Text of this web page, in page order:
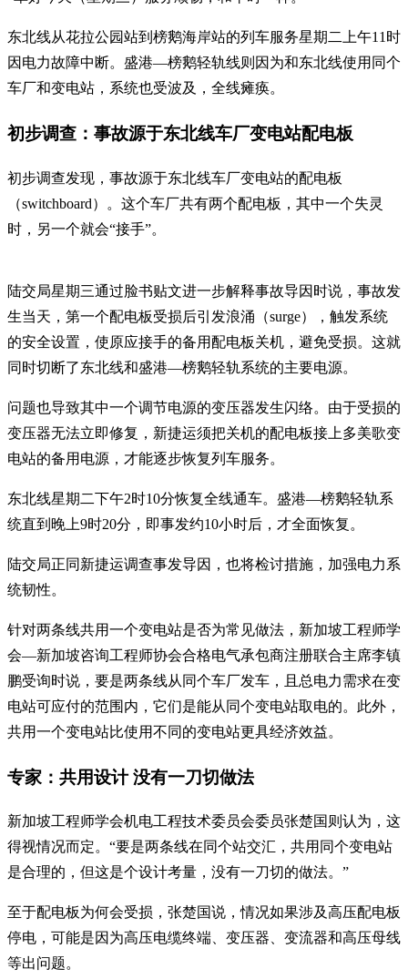
东北线从花拉公园站到榜鹅海岸站的列车服务星期二上午11时
因电力故障中断。盛港—榜鹅轻轨线则因为和东北线使用同个
车厂和变电站，系统也受波及，全线瘫痪。
初步调查：事故源于东北线车厂变电站配电板
初步调查发现，事故源于东北线车厂变电站的配电板
（switchboard）。这个车厂共有两个配电板，其中一个失灵
时，另一个就会“接手”。
陆交局星期三通过脸书贴文进一步解释事故导因时说，事故发
生当天，第一个配电板受损后引发浪涌（surge），触发系统
的安全设置，使原应接手的备用配电板关机，避免受损。这就
同时切断了东北线和盛港—榜鹅轻轨系统的主要电源。
问题也导致其中一个调节电源的变压器发生闪络。由于受损的
变压器无法立即修复，新捷运须把关机的配电板接上多美歌变
电站的备用电源，才能逐步恢复列车服务。
东北线星期二下午2时10分恢复全线通车。盛港—榜鹅轻轨系
统直到晚上9时20分，即事发约10小时后，才全面恢复。
陆交局正同新捷运调查事发导因，也将检讨措施，加强电力系
统韧性。
针对两条线共用一个变电站是否为常见做法，新加坡工程师学
会—新加坡咨询工程师协会合格电气承包商注册联合主席李镇
鹏受询时说，要是两条线从同个车厂发车，且总电力需求在变
电站可应付的范围内，它们是能从同个变电站取电的。此外，
共用一个变电站比使用不同的变电站更具经济效益。
专家：共用设计 没有一刀切做法
新加坡工程师学会机电工程技术委员会委员张楚国则认为，这
得视情况而定。“要是两条线在同个站交汇，共用同个变电站
是合理的，但这是个设计考量，没有一刀切的做法。”
至于配电板为何会受损，张楚国说，情况如果涉及高压配电板
停电，可能是因为高压电缆终端、变压器、变流器和高压母线
等出问题。